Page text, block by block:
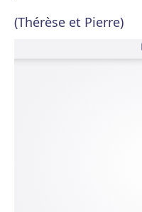
(Thérèse et Pierre)